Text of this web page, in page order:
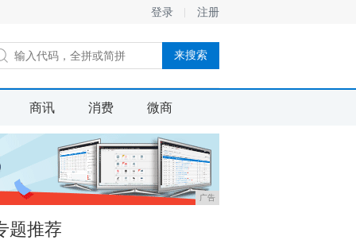
登录 注册
商讯 消费 微商
广告
题推荐